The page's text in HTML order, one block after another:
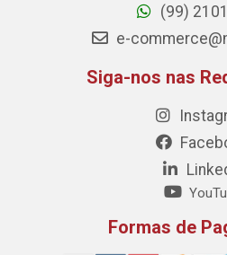
(99)
e-
Siga-nos nas
Formas de